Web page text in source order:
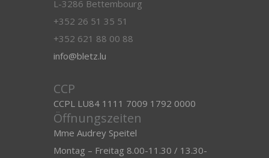
L-3286 Bettembourg
+352 26 51 35 51
+352 621 88 00 88
info@bletz.lu
CCP
CCPL LU84 1111 7009 1792 0000
Öffnungszeiten
Mme Audrey Speitel
Montag – Freitag 8.00-11.30 / 13.30-